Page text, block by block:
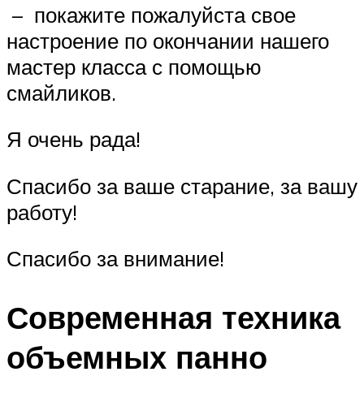
– покажите пожалуйста свое
настроение по окончании нашего
мастер класса с помощью
смайликов.
Я очень рада!
Спасибо за ваше старание, за вашу
работу!
Спасибо за внимание!
Современная техника
объемных панно